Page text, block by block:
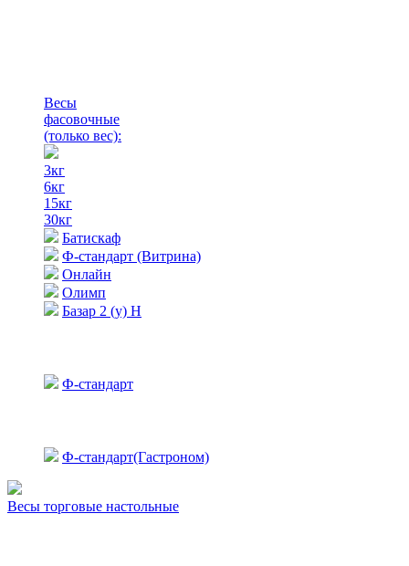
Весы
фасовочные
(только вес):
3кг
6кг
15кг
30кг
Батискаф
Ф-стандарт (Витрина)
Онлайн
Олимп
Базар 2 (у) Н
Ф-стандарт
Ф-стандарт(Гастроном)
Весы торговые настольные